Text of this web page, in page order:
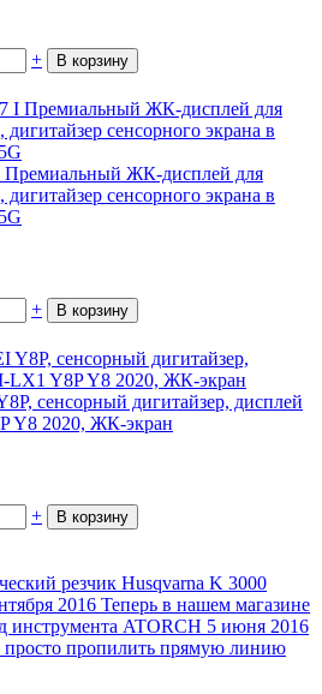
+
В корзину
Премиальный ЖК-дисплей для
сенсорного экрана в
+
В корзину
сенсорный дигитайзер, дисплей
Y8 2020, ЖК-экран
+ В корзину
резчик Husqvarna K 3000
2016 Теперь в нашем магазине
инструмента ATORCH 5 июня 2016
просто пропилить прямую линию